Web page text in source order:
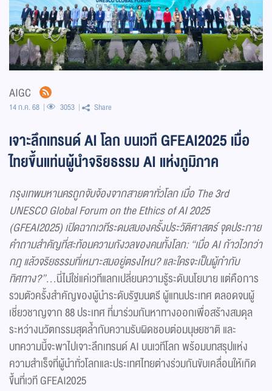
AIGC
14 ก.ค. 68 3053 Share
เจาะลึกเทรนด์ AI โลก บนเวที GFEAI2025 เมื่อ
ไทยขึ้นแท่นผู้นำจริยธรรม AI แห่งภูมิภาค
กรุงเทพมหานครถูกจับจ้องจากสายตาทั่วโลก เมื่อ The3rd
UNESCO Global Forum on the Ethics of AI2025
(GFEAI2025) เปิดฉากเวทีระดมสมองครั้งประวัติศาสตร์ จุดประกาย
คำถามสำคัญที่สะท้อนความกังวลของคนทั้งโลก: “เมื่อAIก้าวไวกว่า
กฎ แล้วจริยธรรมที่เหมาะสมอยู่ตรงไหน?และใครจะเป็นผู้กำกับ
ทิศทาง?”…นี่ไม่ใช่แค่เวทีแลกเปลี่ยนความรู้ระดับนโยบาย แต่คือการ
รวมตัวครั้งสำคัญของผู้นำระดับรัฐมนตรี ผู้แทนประเทศ ตลอดจนผู้
เชี่ยวชาญจาก 88 ประเทศ ที่มาร่วมกันหาทางออกเพื่อสร้างสมดุล
ระหว่างนวัตกรรมสุดล้ำกับความรับผิดชอบต่อมนุษยชาติ และ
บทความนี้จะพาไปเจาะลึกเทรนด์ AI บนเวทีโลก พร้อมบทสรุปแห่ง
ความสำเร็จที่ผู้นำทั่วโลกและประเทศไทยต่างร่วมกันขับเคลื่อนให้เกิด
ขึ้นที่เวที GFEAI2025